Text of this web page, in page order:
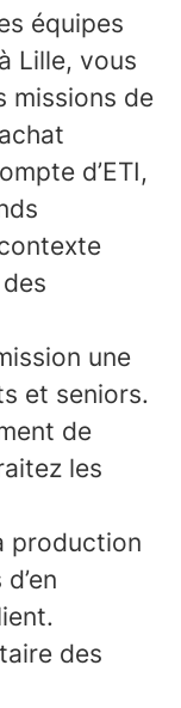
équipes
Lille, vous
missions de
d’ETI,
une
et seniors.
de
les
production
des